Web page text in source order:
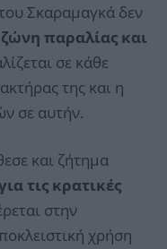
Σκαραμαγκά δεν
παραλίας και
σε κάθε
της και η
σε αυτήν.
και ζήτημα
τις κρατικές
στην
χρήση